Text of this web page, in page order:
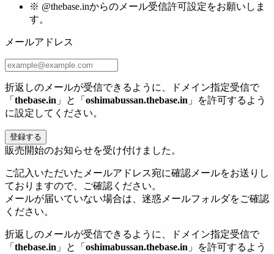
※ @thebase.inからのメール受信許可設定をお願いしま
す。
メールアドレス
折返しのメールが受信できるように、ドメイン指定受信で
「 thebase.in 」と「 oshimabussan.thebase.in 」を許可するよう
に設定してください。
登録する
販売開始のお知らせを受け付けました。
ご記入いただいたメールアドレス宛に確認メールをお送りし
ておりますので、ご確認ください。
メールが届いていない場合は、迷惑メールフォルダをご確認
ください。
折返しのメールが受信できるように、ドメイン指定受信で
「 thebase.in 」と「 oshimabussan.thebase.in 」を許可するよう